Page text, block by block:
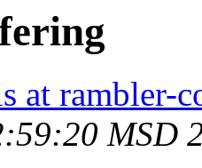
at rambler-
MSD